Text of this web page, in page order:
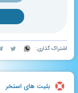
اشتراک گذاری:
بلیت های استخر